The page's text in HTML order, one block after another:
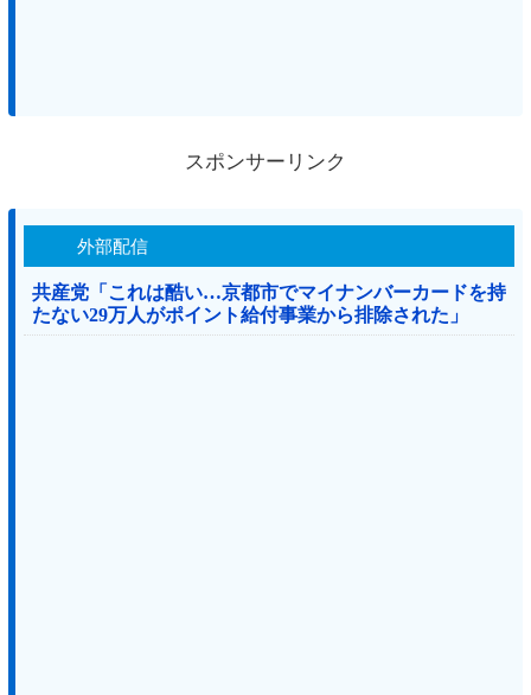
スポンサーリンク
外部配信
共産党「これは酷い…京都市でマイナンバーカードを持
たない29万人がポイント給付事業から排除された」